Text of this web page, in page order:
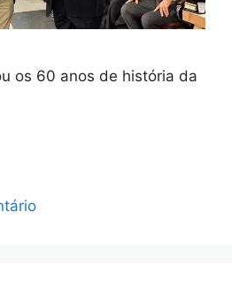
os 60 anos de história da